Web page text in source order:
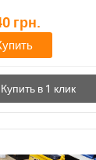
грн.